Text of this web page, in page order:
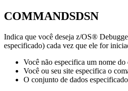
COMMANDSDSN
Indica que você deseja z/OS®
especificado) cada vez que ele for
Você não especifica um nome
Você ou seu site especifica o
O conjunto de dados